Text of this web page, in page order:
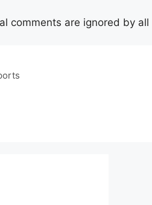
comments are ignored by all